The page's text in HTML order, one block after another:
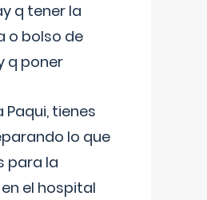
q tener la
o bolso de
q poner
Paqui, tienes
lo que
para la
el hospital